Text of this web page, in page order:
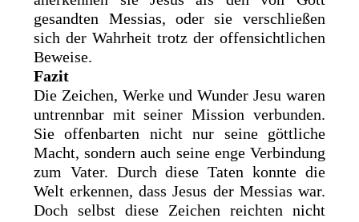
gesandten Messias, oder sie verschließen
sich der Wahrheit trotz der offensichtlichen
Beweise.
Fazit
Die Zeichen, Werke und Wunder Jesu waren
untrennbar mit seiner Mission verbunden.
Sie offenbarten nicht nur seine göttliche
Macht, sondern auch seine enge Verbindung
zum Vater. Durch diese Taten konnte die
Welt erkennen, dass Jesus der Messias war.
Doch selbst diese Zeichen reichten nicht